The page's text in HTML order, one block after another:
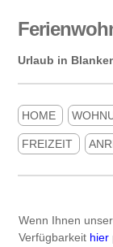
Urlaub in
HOME
FREIZEIT
Wenn Ihnen
Verfügbarkeit hier